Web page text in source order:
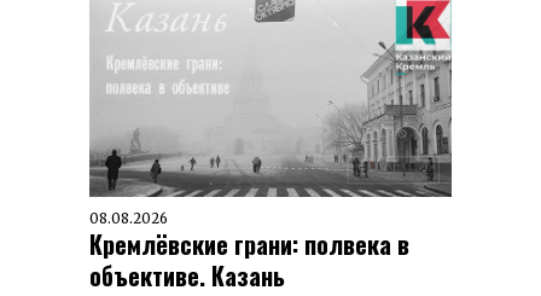
08.08.2026
Кремлёвские грани: полвека в
объективе. Казань